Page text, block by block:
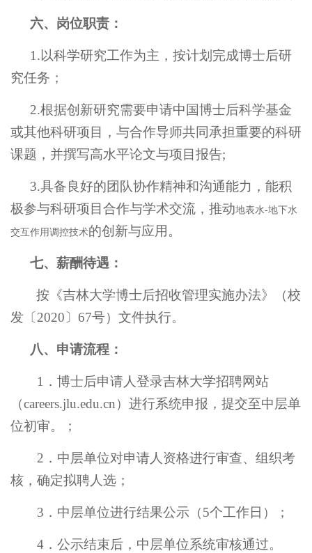
六、岗位职责：
1.以科学研究工作为主，按计划完成博士后研
究任务；
2.根据创新研究需要申请中国博士后科学基金
或其他科研项目，与合作导师共同承担重要的科研
课题，并撰写高水平论文与项目报告;
3.具备良好的团队协作精神和沟通能力，能积
极参与科研项目合作与学术交流，推动地表水-地下水
交互作用调控技术的创新与应用。
七、薪酬待遇：
按《吉林大学博士后招收管理实施办法》（校
发〔 2020〕67号）文件执行。
八、申请流程：
1．博士后申请人登录吉林大学招聘网站
（careers.jlu.edu.cn）进行系统申报，提交至中层单
位初审。
；
2 ．中层单位对申请人资格进行审查、组织考
核，确定拟聘人选；
3 ．中层单位进行结果公示（5个工作日）；
4．公示结束后，中层单位系统审核通过。